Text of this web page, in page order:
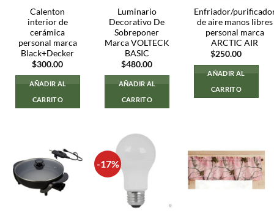
Calenton
interior de
cerámica
personal marca
Black+Decker
$300.00
AÑADIR AL
CARRITO
Luminario
Decorativo De
Sobreponer
Marca VOLTECK
BASIC
$480.00
AÑADIR AL
CARRITO
Enfriador/
de aire manos libres
personal marca
ARCTIC AIR
$250.00
AÑADIR AL
CARRITO
-17%